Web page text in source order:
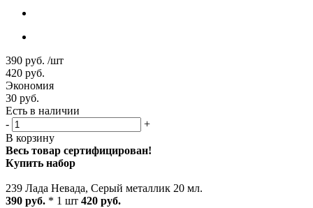
390 руб. /шт
420 руб.
Экономия
30 руб.
Есть в наличии
-
+
В корзину
Весь товар сертифицирован!
Купить набор
239 Лада Невада, Серый металлик 20 мл.
390 руб. * 1 шт 420 руб.